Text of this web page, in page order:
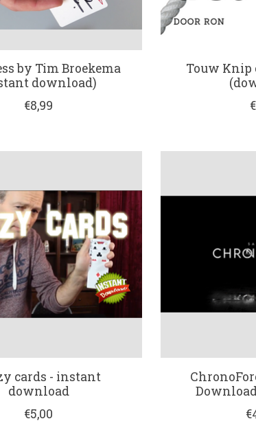
by Tim Broekema
download)
€8,99
Touw Knip
cards - instant
download
€5,00